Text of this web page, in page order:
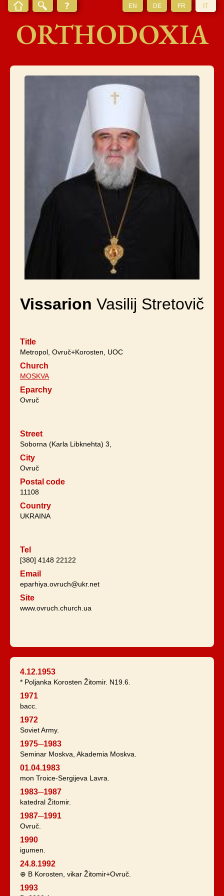
EN DE FR IT
ORTHODOXIA
Vissarion Vasilij Stretovič
Title
Metropol, Ovruč+Korosten, UOC
Church
MOSKVA
Eparchy
Ovruč
Street
Soborna (Karla Libknehta) 3,
City
Ovruč
Postal code
11108
Country
UKRAINA
Tel
[380] 4148 22122
Email
eparhiya.ovruch@ukr.net
Site
www.ovruch.church.ua
4.12.1953
* Poljanka Korosten Žitomir. N19.6.
1971
bacc.
1972
Soviet Army.
1975─1983
Seminar Moskva, Akademia Moskva.
01.04.1983
mon Troice-Sergijeva Lavra.
1983─1987
katedral Žitomir.
1987─1991
Ovruč.
1990
igumen.
24.8.1992
⊕ B Korosten, vikar Žitomir+Ovruč.
1993